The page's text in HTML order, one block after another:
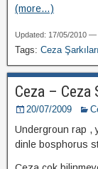
(more…)
Updated: 17/05/2010 —
Tags: Ceza Şarkıları
Ceza – Ceza
20/07/2009
Undergroun rap ,
dinle bosphorus